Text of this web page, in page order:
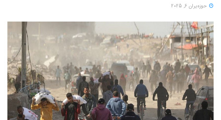
حوزه‌یران 6, 2025